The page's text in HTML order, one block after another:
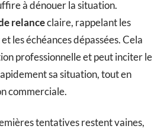
à dénouer la situation.
relanceclaire, rappelant les
les échéances dépassées. Cela
professionnelle et peut inciter le
sa situation, tout en
commerciale.
tentatives restent vaines,